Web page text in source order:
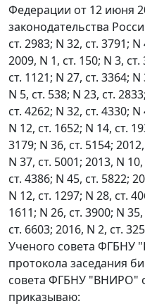
Федерации от 12 июня
законодательства
ст. 2983; N 32, ст. 3791;
2009, N 1, ст. 150; N 3,
ст. 1121; N 27, ст. 3364;
N 5, ст. 538; N 23, ст.
ст. 4262; N 32, ст. 4330;
N 12, ст. 1652; N 14, ст.
3179; N 36, ст. 5154;
N 37, ст. 5001; 2013, N
ст. 4386; N 45, ст. 5822;
N 12, ст. 1297; N 28, ст.
1611; N 26, ст. 3900; N
ст. 6603; 2016, N 2, ст.
Ученого совета ФГБНУ
протокола заседания
совета ФГБНУ "ВНИРО"
приказываю: